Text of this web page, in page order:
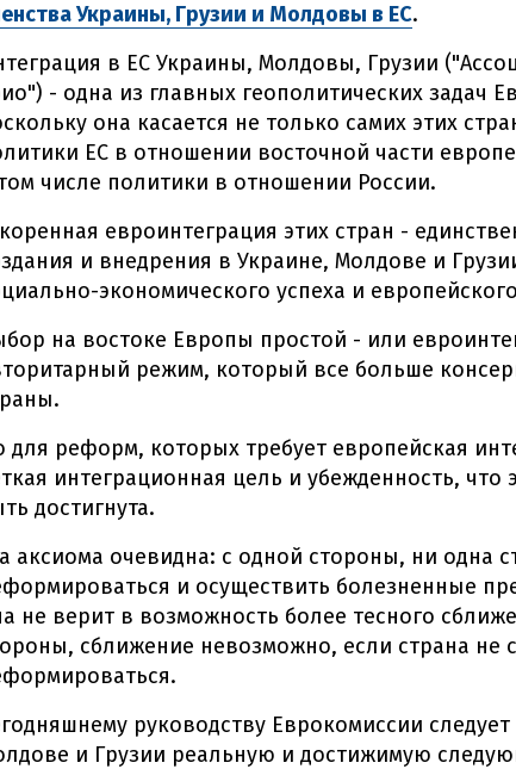
Украины, Грузии и Молдовы в ЕС.
в ЕС Украины, Молдовы, Грузии
- одна из главных геополитических задач
она касается не только самих этих
ЕС в отношении восточной части
числе политики в отношении России.
евроинтеграция этих стран -
и внедрения в Украине, Молдове и
экономического успеха и
на востоке Европы простой - или
режим, который все больше
для реформ, которых требует европейская
интеграционная цель и убежденность, что
достигнута.
аксиома очевидна: с одной стороны, ни одна
и осуществить болезненные
не верит в возможность более тесного
сближение невозможно, если страна не
руководству Еврокомиссии
и Грузии реальную и достижимую